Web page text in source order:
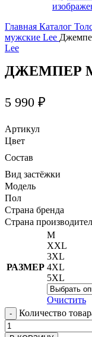
Главная Каталог
мужские Lee
Lee
ДЖЕМПЕР
5 990 ₽
Артикул
Цвет
Состав
Вид застёжки
Модель
Пол
Страна бренда
Страна
РАЗМЕР
M
XXL
3XL
4XL
5XL
Очистить
Количество